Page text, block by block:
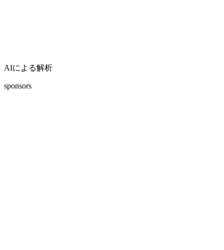
AIによる解析
sponsors